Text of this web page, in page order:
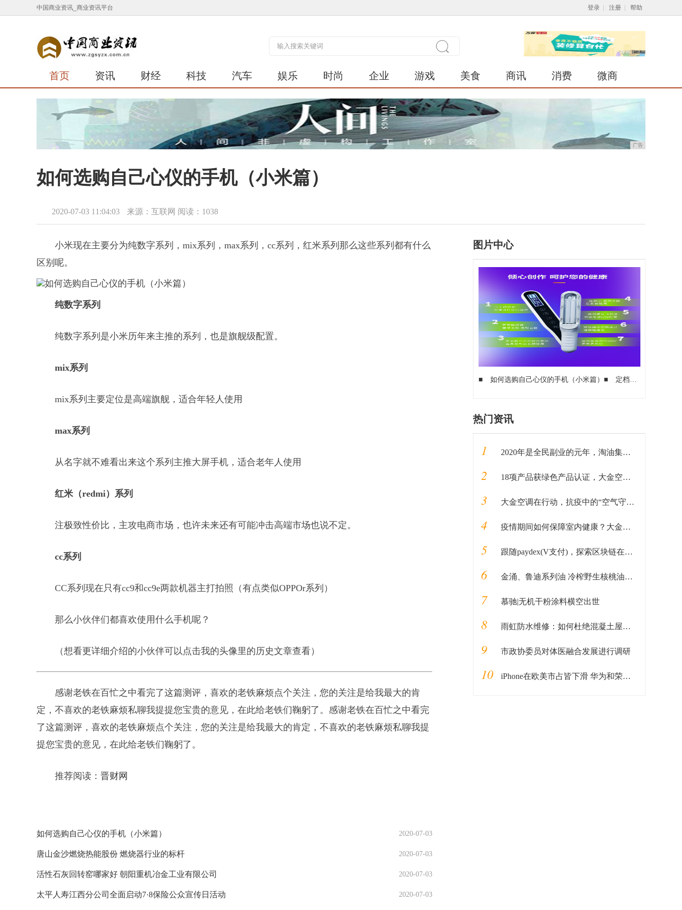
中国商业资讯_商业资讯平台 登录 注册 帮助
首页 资讯 财经 科技 汽车 娱乐 时尚 企业 游戏 美食 商讯 消费 微商
广告
如何选购自己心仪的手机（小米篇）
2020-07-03 11:04:03 来源：互联网 阅读：1038
小米现在主要分为纯数字系列，mix系列，max系列，cc系列，红米系列那么这些系列都有什么
区别呢。
纯数字系列
纯数字系列是小米历年来主推的系列，也是旗舰级配置。
mix系列
mix系列主要定位是高端旗舰，适合年轻人使用
max系列
从名字就不难看出来这个系列主推大屏手机，适合老年人使用
红米（redmi）系列
注极致性价比，主攻电商市场，也许未来还有可能冲击高端市场也说不定。
cc系列
CC系列现在只有cc9和cc9e两款机器主打拍照（有点类似OPPOr系列）
那么小伙伴们都喜欢使用什么手机呢？
（想看更详细介绍的小伙伴可以点击我的头像里的历史文章查看）
感谢老铁在百忙之中看完了这篇测评，喜欢的老铁麻烦点个关注，您的关注是给我最大的肯
定，不喜欢的老铁麻烦私聊我提提您宝贵的意见，在此给老铁们鞠躬了。感谢老铁在百忙之中看完
了这篇测评，喜欢的老铁麻烦点个关注，您的关注是给我最大的肯定，不喜欢的老铁麻烦私聊我提
提您宝贵的意见，在此给老铁们鞠躬了。
推荐阅读： 晋财网
2020-07-03
如何选购自己心仪的手机（小米篇）
2020-07-03
唐山金沙燃烧热能股份 燃烧器行业的标杆
2020-07-03
活性石灰回转窑哪家好 朝阳重机冶金工业有限公司
2020-07-03
太平人寿江西分公司全面启动7·8保险公众宣传日活动
图片中心
■ 如何选购自己心仪的手机（小米篇） ■ 定档31日 360手机新品发布会邀请函来袭
热门资讯
1 2020年是全民副业的元年，淘油集领跑
2 18项产品获绿色产品认证，大金空调成为中国质量认证中心“绿色产品首批获证企业”
3 大金空调在行动，抗疫中的“空气守护者”
4 疫情期间如何保障室内健康？大金空调告诉你
5 跟随paydex(V支付)，探索区块链在新时期贸易金融业务中的应用
6 金涌、鲁迪系列油 冷榨野生核桃油生产商
7 慕驰|无机干粉涂料横空出世
8 雨虹防水维修：如何杜绝混凝土屋面反复渗漏
9 市政协委员对体医融合发展进行调研
10 iPhone在欧美市占皆下滑 华为和荣耀占据中国半壁江山